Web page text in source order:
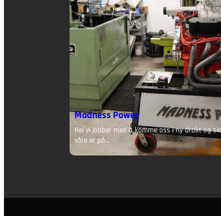
Madness Power
Hei vi jobber med å komme oss i ny drakt og
våre er på…